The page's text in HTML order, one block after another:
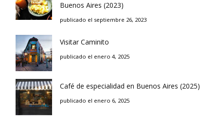
Buenos Aires (2023)
publicado el septiembre 26, 2023
Visitar Caminito
publicado el enero 4, 2025
Café de especialidad en Buenos Aires (2025)
publicado el enero 6, 2025